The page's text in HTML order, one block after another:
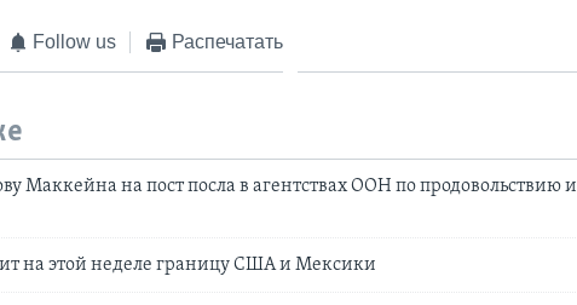
Follow us Распечатать
Маккейна на пост посла в агентствах ООН по продовольствию и
на этой неделе границу США и Мексики